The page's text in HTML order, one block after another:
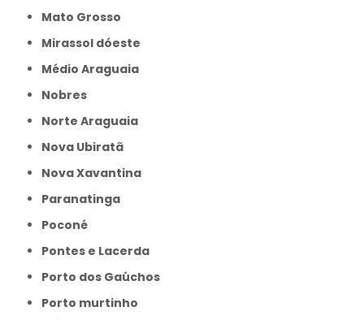
Mato Grosso
Mirassol dóeste
Médio Araguaia
Nobres
Norte Araguaia
Nova Ubiratã
Nova Xavantina
Paranatinga
Poconé
Pontes e Lacerda
Porto dos Gaúchos
Porto murtinho